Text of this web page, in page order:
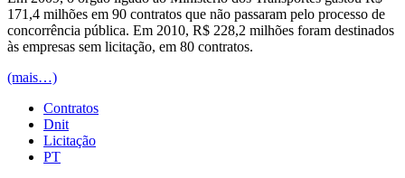
171,4 milhões em 90 contratos que não passaram pelo processo de
concorrência pública. Em 2010, R$ 228,2 milhões foram destinados
às empresas sem licitação, em 80 contratos.
(mais…)
Contratos
Dnit
Licitação
PT